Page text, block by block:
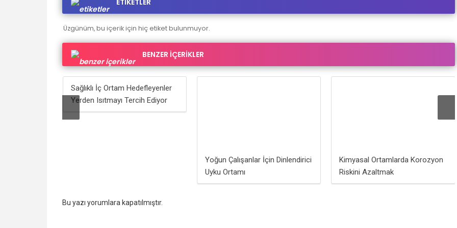
ETİKETLER
Üzgünüm, bu içerik için hiç etiket bulunmuyor.
BENZER İÇERİKLER
Sağlıklı İç Ortam Hedefleyenler
Yerden Isıtmayı Tercih Ediyor
Yoğun Çalışanlar İçin Dinlendirici
Uyku Ortamı
Kimyasal Ortamlarda Korozyon
Riskini Azaltmak
Bu yazı yorumlara kapatılmıştır.